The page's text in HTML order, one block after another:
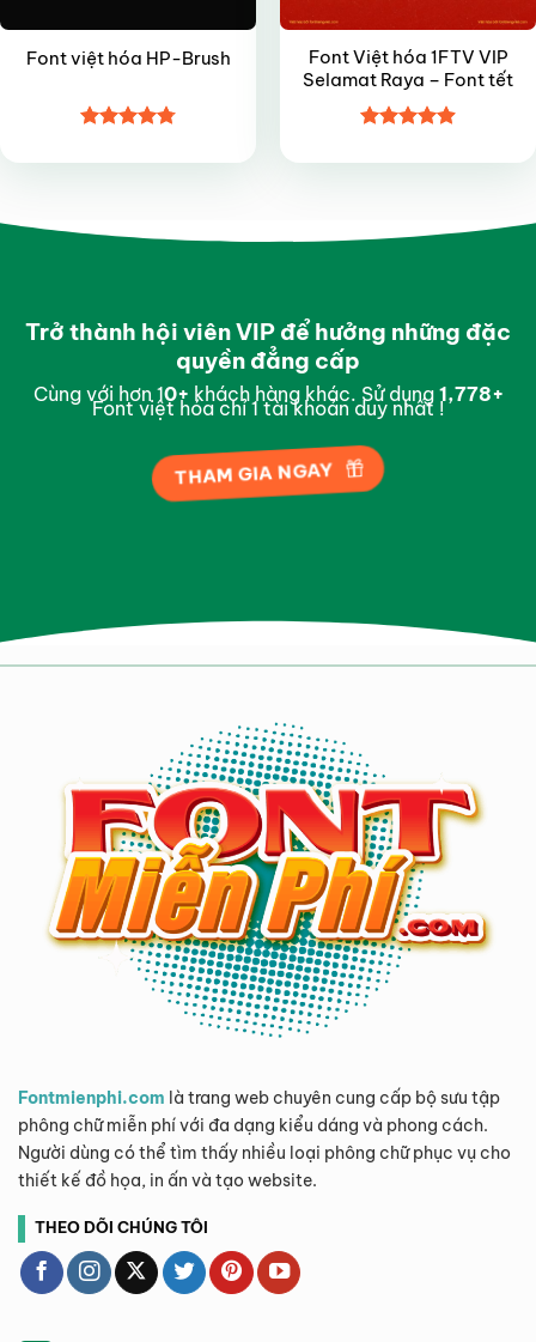
Font việt hóa HP-Brush
hạng4.85
Font Việt hóa 1FTV VIP
Selamat Raya – Font tết
hạng4.95
Trở thành hội viên VIP để hưởng những đặc
quyền đẳng cấp
Cùng với hơn 10+khách hàng khác. Sử dụng 2,703+
Font việt hóa chỉ 1 tài khoản duy nhất !
THAM GIA NGAY
Fontmienphi.com là trang web chuyên cung cấp bộ sưu tập
phông chữ miễn phí với đa dạng kiểu dáng và phong cách.
Người dùng có thể tìm thấy nhiều loại phông chữ phục vụ cho
thiết kế đồ họa, in ấn và tạo website.
THEO DÕI CHÚNG TÔI